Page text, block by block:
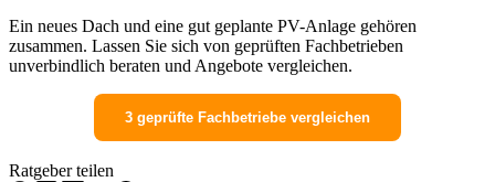
Ein neues Dach und eine gut geplante PV-Anlage gehören
zusammen. Lassen Sie sich von geprüften Fachbetrieben
unverbindlich beraten und Angebote vergleichen.
3 geprüfte Fachbetriebe vergleichen
Ratgeber teilen